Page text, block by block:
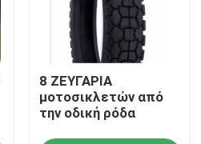
8 ΖΕΥΓΑΡΙΑ
μοτοσικλετών από
την οδική ρόδα